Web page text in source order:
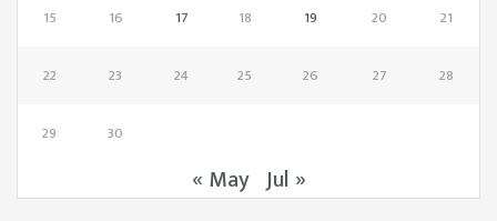
15 16 17 18 19 20 21
22 23 24 25 26 27 28
29 30
« May Jul »